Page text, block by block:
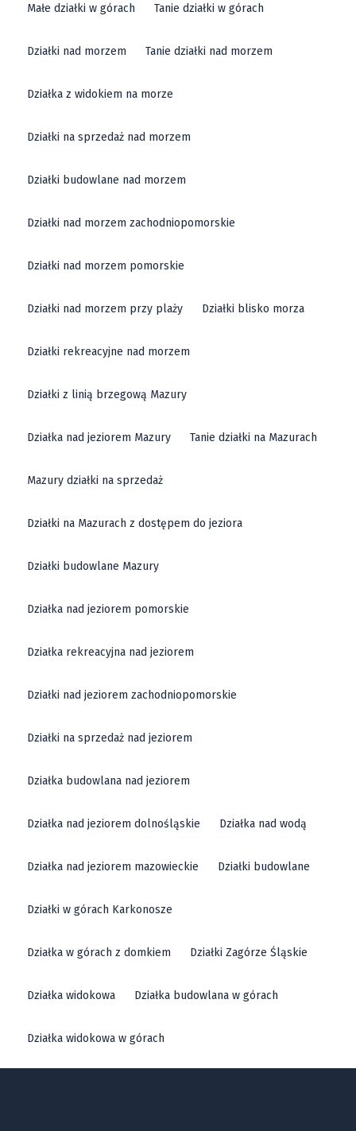
Małe działki w górach Tanie działki w górach
Działki nad morzem Tanie działki nad morzem
Działka z widokiem na morze
Działki na sprzedaż nad morzem
Działki budowlane nad morzem
Działki nad morzem zachodniopomorskie
Działki nad morzem pomorskie
Działki nad morzem przy plaży Działki blisko morza
Działki rekreacyjne nad morzem
Działki z linią brzegową Mazury
Działka nad jeziorem Mazury Tanie działki na Mazurach
Mazury działki na sprzedaż
Działki na Mazurach z dostępem do jeziora
Działki budowlane Mazury
Działka nad jeziorem pomorskie
Działka rekreacyjna nad jeziorem
Działki nad jeziorem zachodniopomorskie
Działki na sprzedaż nad jeziorem
Działka budowlana nad jeziorem
Działka nad jeziorem dolnośląskie Działka nad wodą
Działka nad jeziorem mazowieckie Działki budowlane
Działki w górach Karkonosze
Działka w górach z domkiem Działki Zagórze Śląskie
Działka widokowa Działka budowlana w górach
Działka widokowa w górach